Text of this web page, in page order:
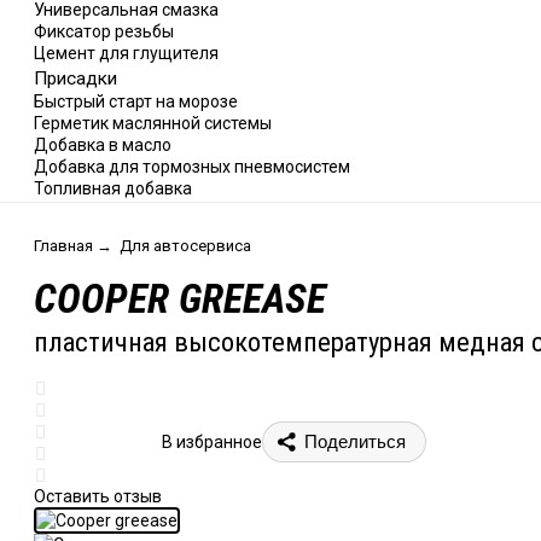
Универсальная смазка
Фиксатор резьбы
Цемент для глущителя
Присадки
Быстрый старт на морозе
Герметик маслянной системы
Добавка в масло
Добавка для тормозных пневмосистем
Топливная добавка
Главная → Для автосервиса
COOPER GREEASE
пластичная высокотемпературная медная
Оставить отзыв
В избранное Поделиться